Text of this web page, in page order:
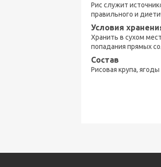
Рис служит
правильного и
Условия
Хранить в сухом
попадания прямых
Состав
Рисовая крупа,